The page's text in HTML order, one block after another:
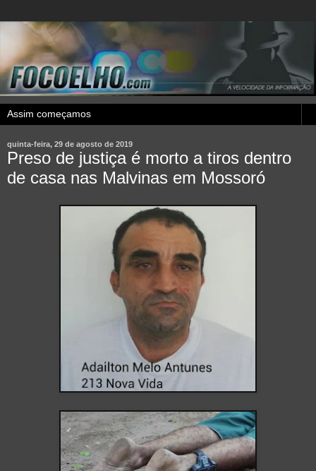
quinta-feira, 29 de agosto de 2019
Preso de justiça é morto a tiros dentro
de casa nas Malvinas em Mossoró